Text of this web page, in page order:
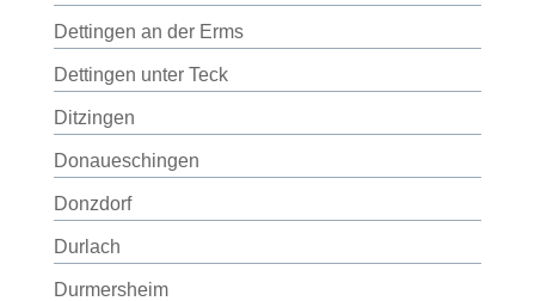
Dettingen an der Erms
Dettingen unter Teck
Ditzingen
Donaueschingen
Donzdorf
Durlach
Durmersheim